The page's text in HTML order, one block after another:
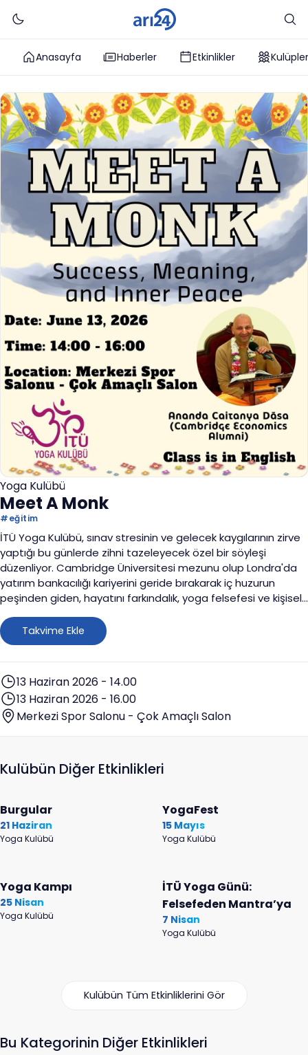
Anasayfa Haberler Etkinlikler Kulüpler
Yoga Kulübü
Meet A Monk
#eğitim
İTÜ Yoga Kulübü, sınav stresinin ve gelecek kaygılarının zirve
yaptığı bu günlerde zihni tazeleyecek özel bir söyleşi
düzenliyor. Cambridge Üniversitesi mezunu olup Londra'da
yatırım bankacılığı kariyerini geride bırakarak iç huzurun
peşinden giden, hayatını farkındalık, yoga felsefesi ve kişisel
Dāsa ile başarı, anlam ve iç huzur üzerine konuşulacak.
Söyleşide sürekli meşgul bir zihnin nasıl sakinleştirileceği,
kurulamayacağı ve kadim bilgeliğin modern hayata nasıl
entegre edileceği gibi sorulara yanıt aranacak.
Takvime Ekle
13 Haziran 2026 - 14.00
13 Haziran 2026 - 16.00
Merkezi Spor Salonu - Çok Amaçlı Salon
Kulübün Diğer Etkinlikleri
Burgular
21 Haziran
Yoga Kulübü
YogaFest
15 Mayıs
Yoga Kulübü
Yoga Kampı
25 Nisan
Yoga Kulübü
İTÜ Yoga Günü:
Felsefeden Mantra’ya
7 Nisan
Yoga Kulübü
Kulübün Tüm Etkinliklerini Gör
Bu Kategorinin Diğer Etkinlikleri